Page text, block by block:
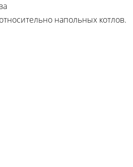
напольных котлов.